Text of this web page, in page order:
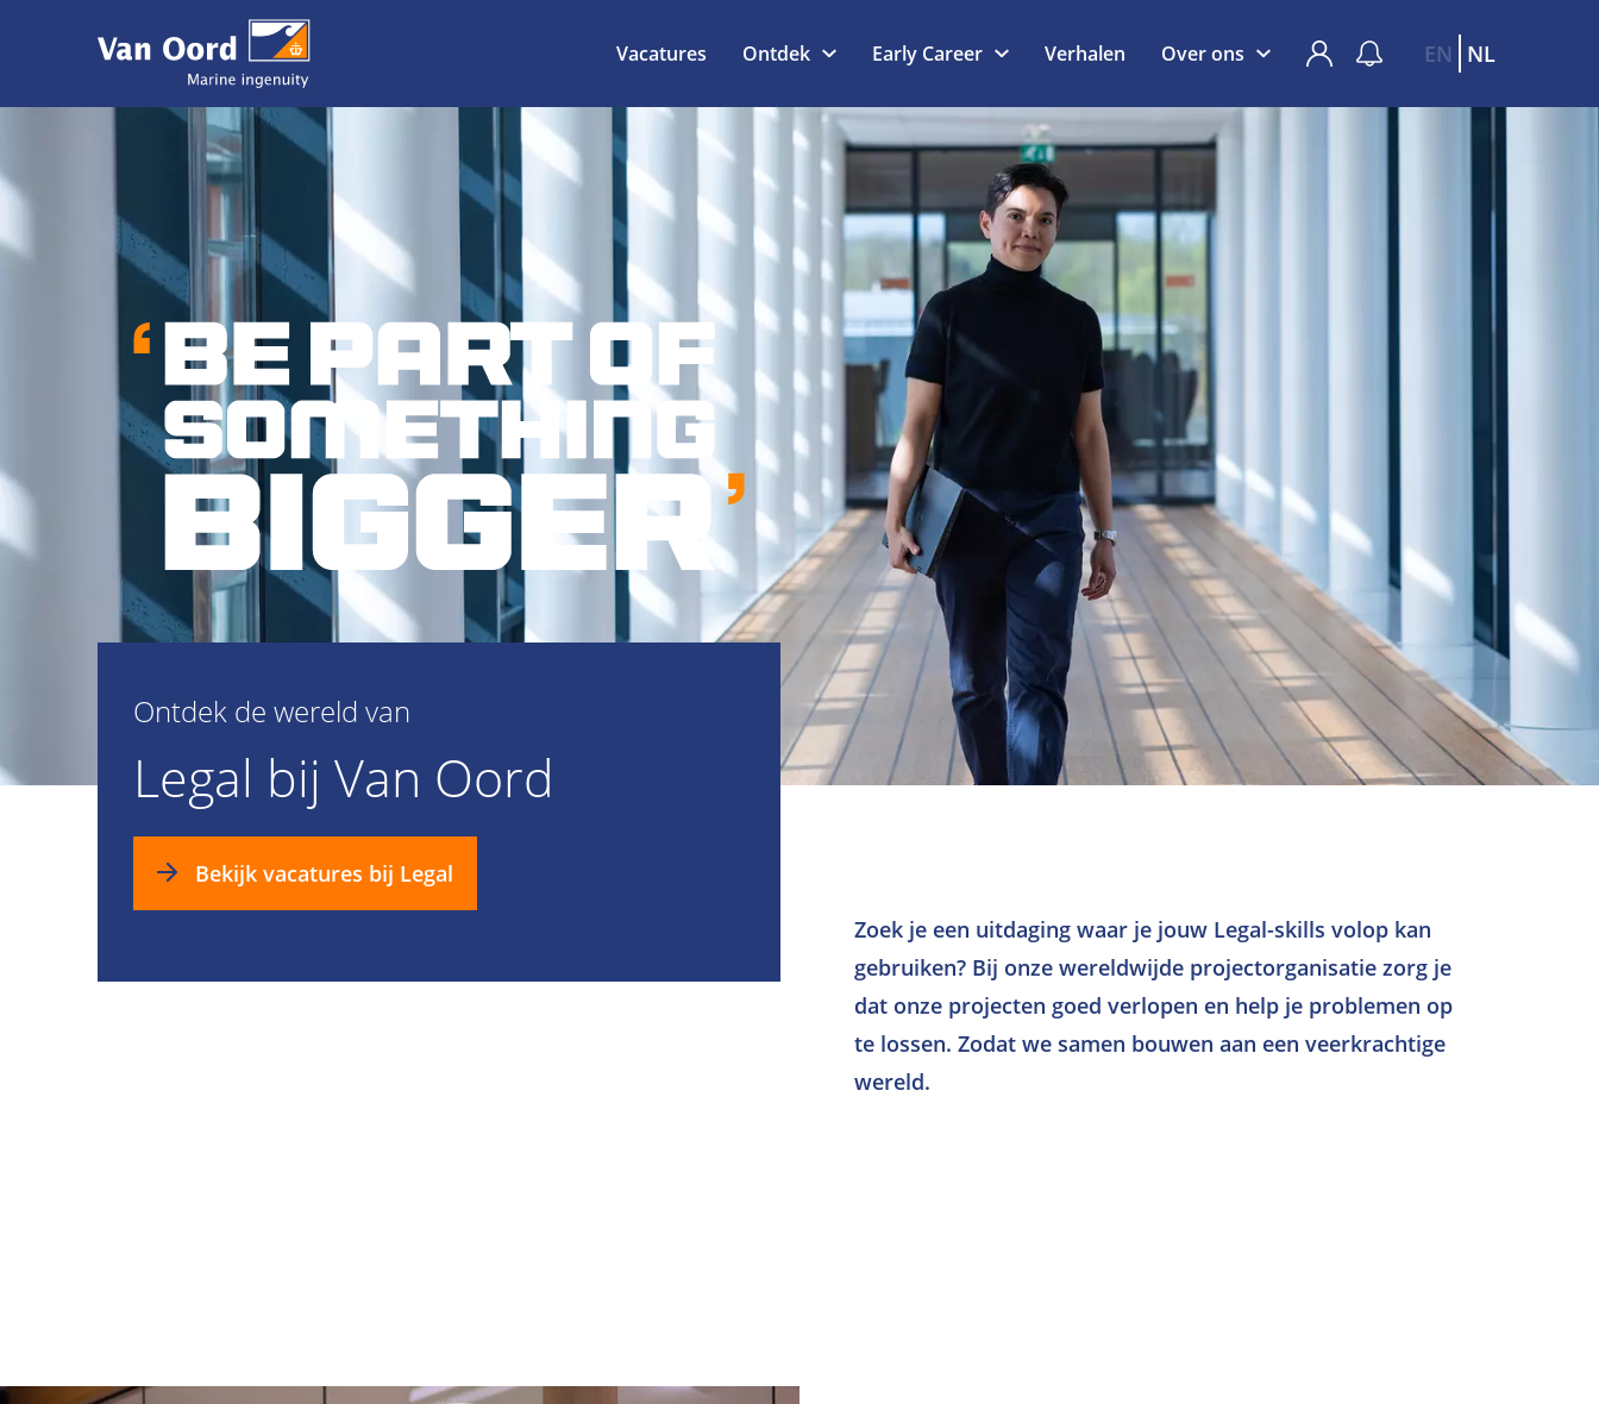
Vacatures Ontdek Early Career Verhalen Over ons EN NL
Ontdek de wereld van
Legal bij Van Oord
Bekijk vacatures bij Legal
Zoek je een uitdaging waar je jouw Legal-skills volop kan
gebruiken? Bij onze wereldwijde projectorganisatie zorg je
dat onze projecten goed verlopen en help je problemen op
te lossen. Zodat we samen bouwen aan een veerkrachtige
wereld.